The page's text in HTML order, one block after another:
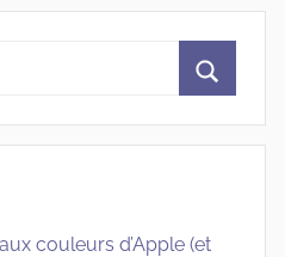
couleurs d’Apple (et